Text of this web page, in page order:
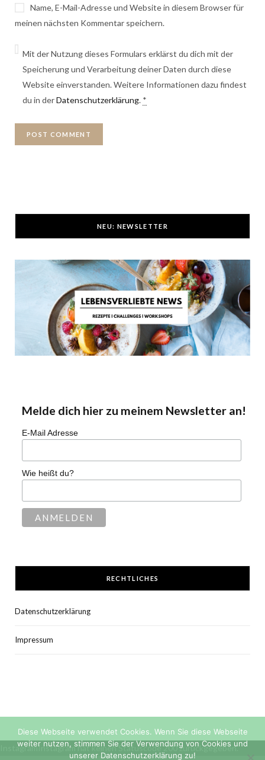
Name, E-Mail-Adresse und Website in diesem Browser für
meinen nächsten Kommentar speichern.
Mit der Nutzung dieses Formulars erklärst du dich mit der
Speicherung und Verarbeitung deiner Daten durch diese
Website einverstanden. Weitere Informationen dazu findest
du in derDatenschutzerklärung. *
NEU: NEWSLETTER
Melde dich hier zu meinem Newsletter an!
E-Mail Adresse
Wie heißt du?
RECHTLICHES
Datenschutzerklärung
Impressum
InstagramInstagram hat keinen Statuscode 200 zurückgegeben.
Diese Webseite verwendet Cookies. Wenn Sie diese Webseite
weiter nutzen, stimmen Sie der Verwendung von Cookies und
unserer Datenschutzerklärung zu!